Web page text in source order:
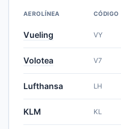
AEROLÍNEA CÓDIGO
Vueling VY
Volotea V7
Lufthansa LH
KLM KL